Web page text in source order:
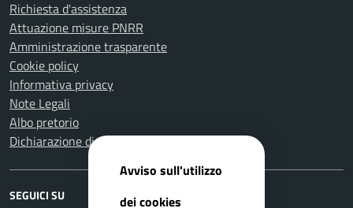
Richiesta d'assistenza
Attuazione misure PNRR
Amministrazione trasparente
Cookie policy
Informativa privacy
Note Legali
Albo pretorio
Dichiarazione di accessibilità
SEGUICI SU
Avviso sull'utilizzo
dei cookies